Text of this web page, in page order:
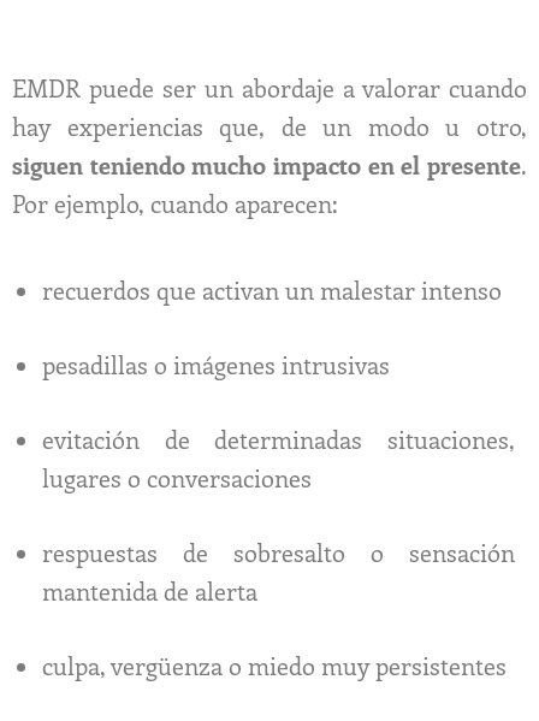
EMDR puede ser un abordaje a valorar cuando
hay experiencias que, de un modo u otro,
siguen teniendo mucho impacto en el presente.
Por ejemplo, cuando aparecen:
recuerdos que activan un malestar intenso
pesadillas o imágenes intrusivas
evitación de determinadas situaciones,
lugares o conversaciones
respuestas de sobresalto o sensación
mantenida de alerta
culpa, vergüenza o miedo muy persistentes